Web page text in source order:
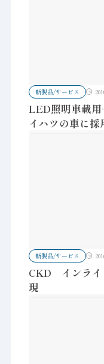
新製品/サービス
LED照明車載
イハツの車に
新製品/サービス
CKD インライ
現